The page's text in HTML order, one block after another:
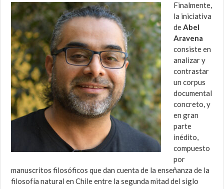
Finalmente,
la iniciativa
deAbel
Aravena
consiste en
analizar y
contrastar
un corpus
documental
concreto, y
en gran
parte
inédito,
compuesto
por
manuscritos filosóficos que dan cuenta de la enseñanza de la
filosofía natural en Chile entre la segunda mitad del siglo